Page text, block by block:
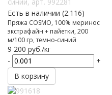
Есть в наличии (2.116)
Пряжа COSMO, 100% меринос
экстрафайн + пайетки, 200
м/100 гр, темно-синий
9 200 руб./кг
-
+
В корзину